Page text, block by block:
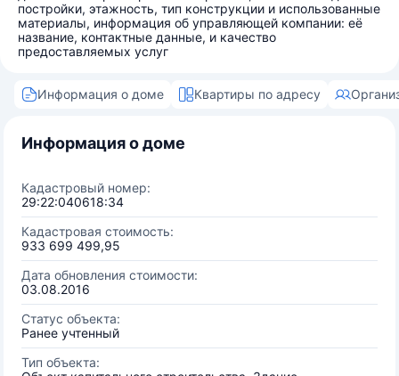
постройки, этажность, тип конструкции и использованные
материалы, информация об управляющей компании: её
название, контактные данные, и качество
предоставляемых услуг
Информация о доме Квартиры по адресу
Информация о доме
Кадастровый номер:
29:22:040618:34
Кадастровая стоимость:
933 699 499,95
Дата обновления стоимости:
03.08.2016
Статус объекта:
Ранее учтенный
Тип объекта: